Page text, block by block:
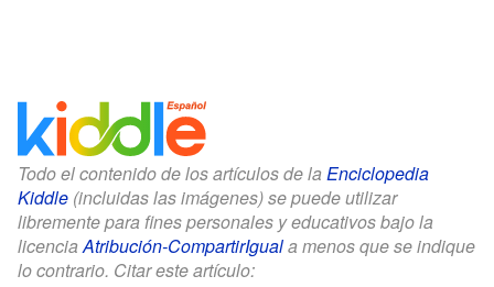
Todo el contenido de los artículos de la Enciclopedia
Kiddle (incluidas las imágenes) se puede utilizar
libremente para fines personales y educativos bajo la
licenciaAtribución-CompartirIguala menos que se indique
lo contrario. Citar este artículo: